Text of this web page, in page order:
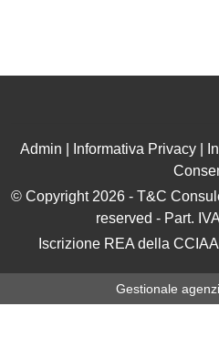
Admin Informativa Privacy|
© Copyright 2026 - T&C
reserved - Part.
Iscrizione REA della
Gestionale